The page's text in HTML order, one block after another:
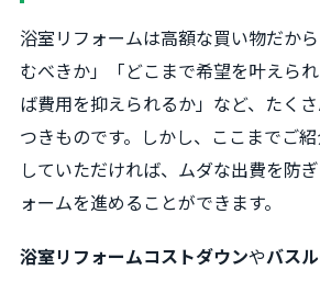
浴室リフォームは高額な買い物だか
むべきか」「どこまで希望を叶えら
ば費用を抑えられるか」など、たく
つきものです。しかし、ここまでご
していただければ、ムダな出費を防
ォームを進めることができます。
浴室リフォームコストダウンやバス